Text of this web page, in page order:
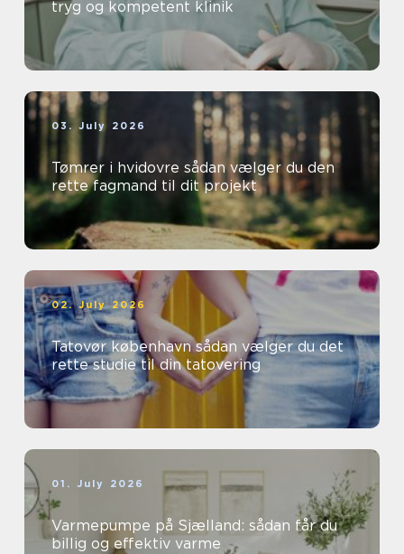
tryg og kompetent klinik
03. July 2026
Tømrer i hvidovre sådan vælger du den
rette fagmand til dit projekt
02. July 2026
Tatovør københavn sådan vælger du det
rette studie til din tatovering
01. July 2026
Varmepumpe på Sjælland: sådan får du
billig og effektiv varme